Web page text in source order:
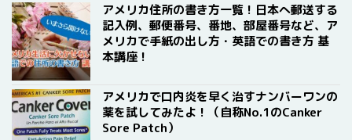
アメリカ住所の書き方一覧！日本へ郵送する
記入例、郵便番号、番地、部屋番号など、ア
メリカで手紙の出し方・英語での書き方 基
本講座！
アメリカで口内炎を早く治すナンバーワンの
薬を試してみたよ！（自称No.1のCanker
Sore Patch）